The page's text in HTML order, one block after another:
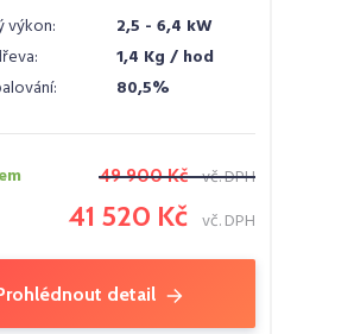
výkon:
2,5 - 6,4 kW
1,4 Kg / hod
80,5%
49 900 Kč vč. DPH
41 520 Kč vč. DPH
detail